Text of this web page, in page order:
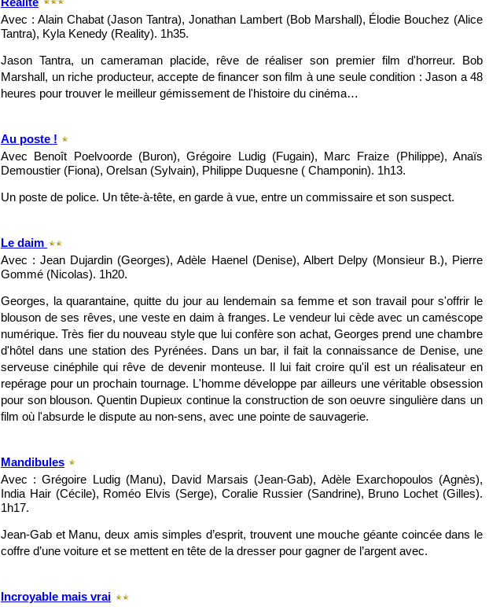
Réalité
Avec : Alain Chabat (Jason Tantra), Jonathan Lambert (Bob Marshall), Élodie Bouchez (Alice
Tantra), Kyla Kenedy (Reality). 1h35.
Jason Tantra, un cameraman placide, rêve de réaliser son premier film d'horreur. Bob
Marshall, un riche producteur, accepte de financer son film à une seule condition : Jason a 48
heures pour trouver le meilleur gémissement de l'histoire du cinéma…
Au poste !
Avec Benoît Poelvoorde (Buron), Grégoire Ludig (Fugain), Marc Fraize (Philippe), Anaïs
Demoustier (Fiona), Orelsan (Sylvain), Philippe Duquesne ( Champonin). 1h13.
Un poste de police. Un tête-à-tête, en garde à vue, entre un commissaire et son suspect.
Le daim
Avec : Jean Dujardin (Georges), Adèle Haenel (Denise), Albert Delpy (Monsieur B.), Pierre
Gommé (Nicolas). 1h20.
Georges, la quarantaine, quitte du jour au lendemain sa femme et son travail pour s'offrir le
blouson de ses rêves, une veste en daim à franges. Le vendeur lui cède avec un caméscope
numérique. Très fier du nouveau style que lui confère son achat, Georges prend une chambre
d'hôtel dans une station des Pyrénées. Dans un bar, il fait la connaissance de Denise, une
serveuse cinéphile qui rêve de devenir monteuse. Il lui fait croire qu'il est un réalisateur en
repérage pour un prochain tournage. L'homme développe par ailleurs une véritable obsession
pour son blouson. Quentin Dupieux continue la construction de son oeuvre singulière dans un
film où l'absurde le dispute au non-sens, avec une pointe de sauvagerie.
Mandibules
Avec : Grégoire Ludig (Manu), David Marsais (Jean-Gab), Adèle Exarchopoulos (Agnès),
India Hair (Cécile), Roméo Elvis (Serge), Coralie Russier (Sandrine), Bruno Lochet (Gilles).
1h17.
Jean-Gab et Manu, deux amis simples d’esprit, trouvent une mouche géante coincée dans le
coffre d’une voiture et se mettent en tête de la dresser pour gagner de l’argent avec.
Incroyable mais vrai